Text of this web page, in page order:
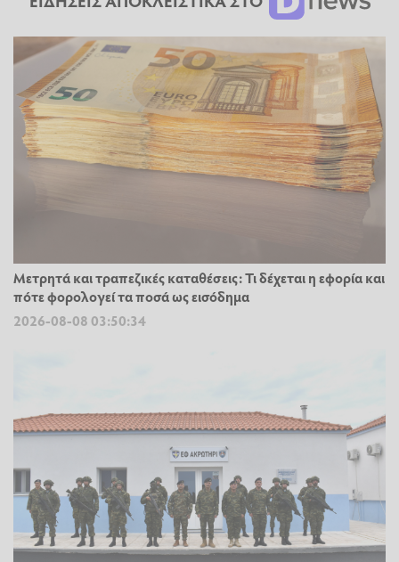
Μετρητά και τραπεζικές καταθέσεις: Τι δέχεται η εφορία και
πότε φορολογεί τα ποσά ως εισόδημα
2026-08-08 03:50:34